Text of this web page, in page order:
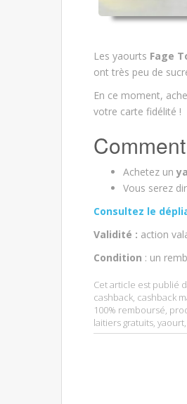
Les yaourts Fage
ont très peu de
En ce moment,
votre carte fidélité !
Achetez un
Vous serez
Consultez le
Validité : action
Condition : un
Cet article est publié
cashback, cashback
100% remboursé,
laitiers gratuits, yaourt,